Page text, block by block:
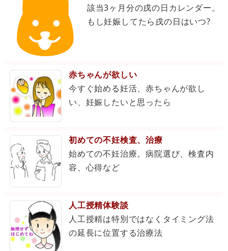
該当3ヶ月分の戌の日カレンダー。
もし妊娠してたら戌の日はいつ?
赤ちゃんが欲しい
今すぐ始める妊活、赤ちゃんが欲し
い、妊娠したいと思ったら
初めての不妊検査、治療
始めての不妊治療。病院選び、検査内
容、心得など
人工授精体験談
人工授精は特別ではなくタイミング法
の延長に位置する治療法